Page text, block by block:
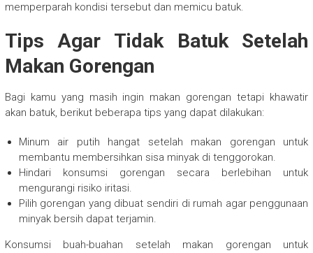
memperparah kondisi tersebut dan memicu batuk.
Tips Agar Tidak Batuk Setelah
Makan Gorengan
Bagi kamu yang masih ingin makan gorengan tetapi khawatir
akan batuk, berikut beberapa tips yang dapat dilakukan:
Minum air putih hangat setelah makan gorengan untuk
membantu membersihkan sisa minyak di tenggorokan.
Hindari konsumsi gorengan secara berlebihan untuk
mengurangi risiko iritasi.
Pilih gorengan yang dibuat sendiri di rumah agar penggunaan
minyak bersih dapat terjamin.
Konsumsi buah-buahan setelah makan gorengan untuk